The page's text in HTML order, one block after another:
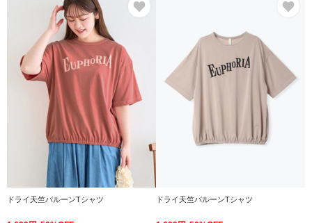
ドライ天竺バルーンTシャツ ドライ天竺バルーンTシャツ